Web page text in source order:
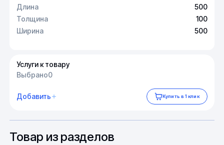
Длина
500
Толщина
100
Ширина
500
Услуги к товару
Выбрано0
Добавить Купить в 1 клик
Товар из разделов